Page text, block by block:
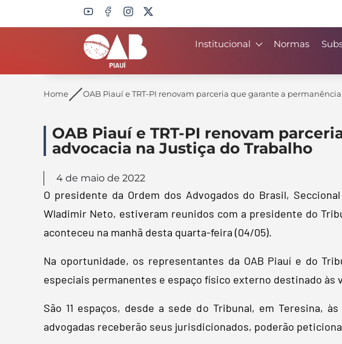
Institucional Normas
Search
Home OAB Piauí e TRT-PI renovam parceria que garante a
OAB Piauí e TRT-PI renovam
advocacia na Justiça do Trabalho
4 de maio de 2022
O presidente da Ordem dos Advogados do Brasil,
Wladimir Neto, estiveram reunidos com a presidente do
aconteceu na manhã desta quarta-feira (04/05).
Na oportunidade, os representantes da OAB Piauí e do
especiais permanentes e espaço físico externo destinado às
São 11 espaços, desde a sede do Tribunal, em Teresina,
advogadas receberão seus jurisdicionados, poderão